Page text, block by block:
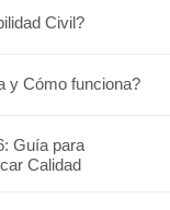
Civil?
y Cómo funciona?
Guía para
Calidad